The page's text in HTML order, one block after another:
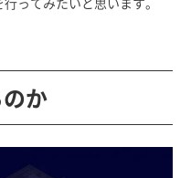
か